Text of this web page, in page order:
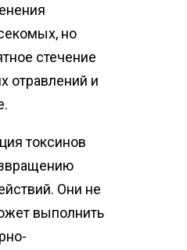
но
стечение
отравлений и
токсинов
Они не
выполнить